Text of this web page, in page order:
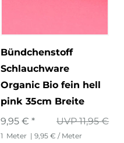
Bündchenstoff
Schlauchware
Organic Bio fein hell
pink 35cm Breite
UVP 11,95 €
9,95 € *
1 Meter | 9,95 € / Meter